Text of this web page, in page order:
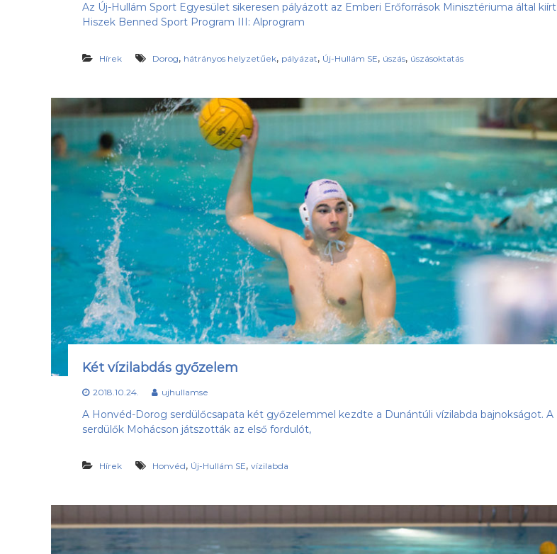
Az Új-Hullám Sport Egyesület sikeresen pályázott az Emberi Erőforrások Minisztériuma által kiírt
Hiszek Benned Sport Program III: Alprogram
Hírek Dorog, hátrányos helyzetűek, pályázat, Új-Hullám SE, úszás, úszásoktatás
Két vízilabdás győzelem
2018.10.24. ujhullamse
A Honvéd-Dorog serdülőcsapata két győzelemmel kezdte a Dunántúli vízilabda bajnokságot. A
serdülők Mohácson játszották az első fordulót,
Hírek Honvéd, Új-Hullám SE, vízilabda